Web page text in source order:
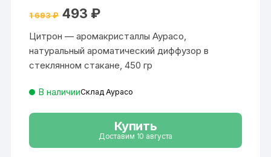
на основе
пользовате
ля
1 693₽ Первоначальная
цена
1
693 ₽.
493 ₽Текущая
Цитрон — аромакристаллы Аурасо,
натуральный ароматический диффузор в
стеклянном стакане, 450 гр
В наличииСклад Аурасо
Купить
Доставим 10 августа